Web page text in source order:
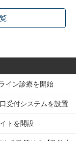
イン診療を開始
受付システムを設置
トを開設